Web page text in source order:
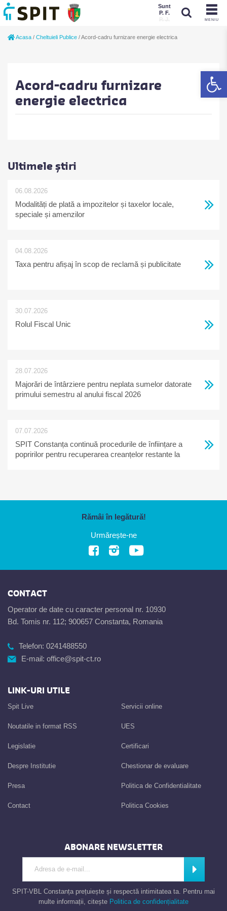
MENIU
Sunt
P. F.
P. J.
Acasa / Cheltuieli Publice /Acord-cadru furnizare energie electrica
Acord-cadru furnizare
energie electrica
Ultimele știri
06.08.2026
Modalități de plată a impozitelor și taxelor locale,
speciale și amenzilor
04.08.2026
Taxa pentru afișaj în scop de reclamă și publicitate
30.07.2026
Rolul Fiscal Unic
28.07.2026
Majorări de întârziere pentru neplata sumelor datorate
primului semestru al anului fiscal 2026
07.07.2026
SPIT Constanța continuă procedurile de înființare a
popririlor pentru recuperarea creanțelor restante la
Rămâi în legătură!
Urmărește-ne
CONTACT
Operator de date cu caracter personal nr. 10930
Bd. Tomis nr. 112; 900657 Constanta, Romania
Telefon: 0241488550
E-mail: office@spit-ct.ro
LINK-URI UTILE
Spit Live
Noutatile in format RSS
Legislatie
Despre Institutie
Presa
Contact
Servicii online
UES
Certificari
Chestionar de evaluare
Politica de Confidentialitate
Politica Cookies
ABONARE NEWSLETTER
SPIT-VBL Constanța prețuiește și respectă intimitatea ta. Pentru mai
multe informații, citește Politica de confidențialitate